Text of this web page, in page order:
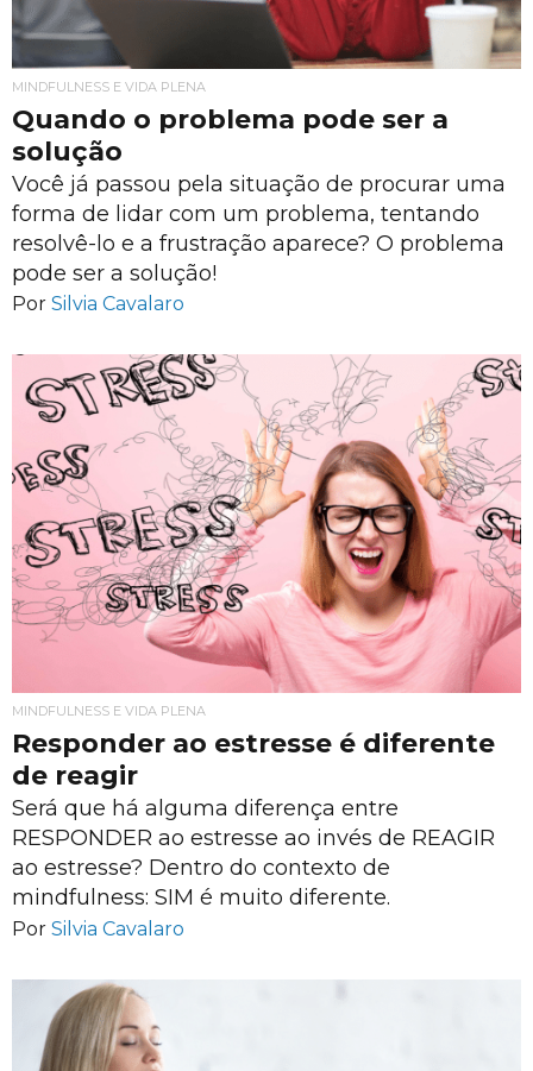
MINDFULNESS E VIDA PLENA
Quando o problema pode ser a
solução
Você já passou pela situação de procurar uma
forma de lidar com um problema, tentando
resolvê-lo e a frustração aparece? O problema
pode ser a solução!
Por Silvia Cavalaro
MINDFULNESS E VIDA PLENA
Responder ao estresse é diferente
de reagir
Será que há alguma diferença entre
RESPONDER ao estresse ao invés de REAGIR
ao estresse? Dentro do contexto de
mindfulness: SIM é muito diferente.
Por Silvia Cavalaro